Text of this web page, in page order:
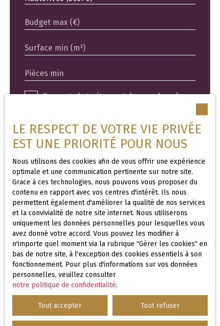
Budget max (€)
Surface min (m²)
Pièces min
J'accepte le traitement de mes données
prospection commerciale par voie
téléphonique, vous pouvez vous inscrire
démarchage téléphonique, prévu par
l'article L223-1 du code de la
consommation, sur le site Internet
www.bloctel.gouv.fr ou par courrier
adressé à :
Société Worldline, Service Bloctel, CS
61311, 41013 BLOIS CEDEX.
Pour en savoir plus sur le traitement de
vos données personnelles, veuillez
consulter notrepolitique de
confidentialité
LE RESPECT DE VOTRE VIE PRIVÉE
EST UNE PRIORITÉ POUR NOUS
Nous utilisons des cookies afin de vous offrir une expérience
optimale et une communication pertinente sur notre site.
Grace à ces technologies, nous pouvons vous proposer du
contenu en rapport avec vos centres d'intérêt. Ils nous
permettent également d'améliorer la qualité de nos services
et la convivialité de notre site internet. Nous utiliserons
uniquement les données personnelles pour lesquelles vous
avez donné votre accord. Vous pouvez les modifier à
n'importe quel moment via la rubrique ″Gérer les cookies″ en
bas de notre site, à l'exception des cookies essentiels à son
fonctionnement. Pour plus d'informations sur vos données
personnelles, veuillez consulter
notre politique de confidentialité.
Tout accepter Tout refuser